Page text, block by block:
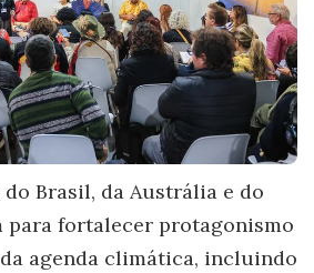
Brasil, da Austrália e do
para fortalecer protagonismo
agenda climática, incluindo